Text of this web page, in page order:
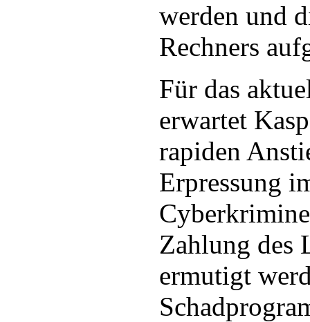
werden und
Rechners
Für das
erwartet
rapiden
Erpressung
Zahlung des
ermutigt